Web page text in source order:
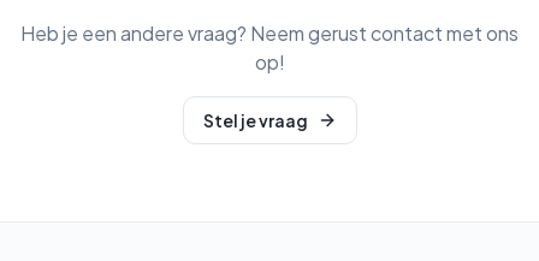
Heb je een andere vraag? Neem gerust contact met ons
op!
Stel je vraag